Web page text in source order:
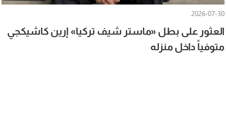
2026-07-30
العثور على بطل «ماستر شيف تركيا» إرين كاشيكجي
متوفياً داخل منزله